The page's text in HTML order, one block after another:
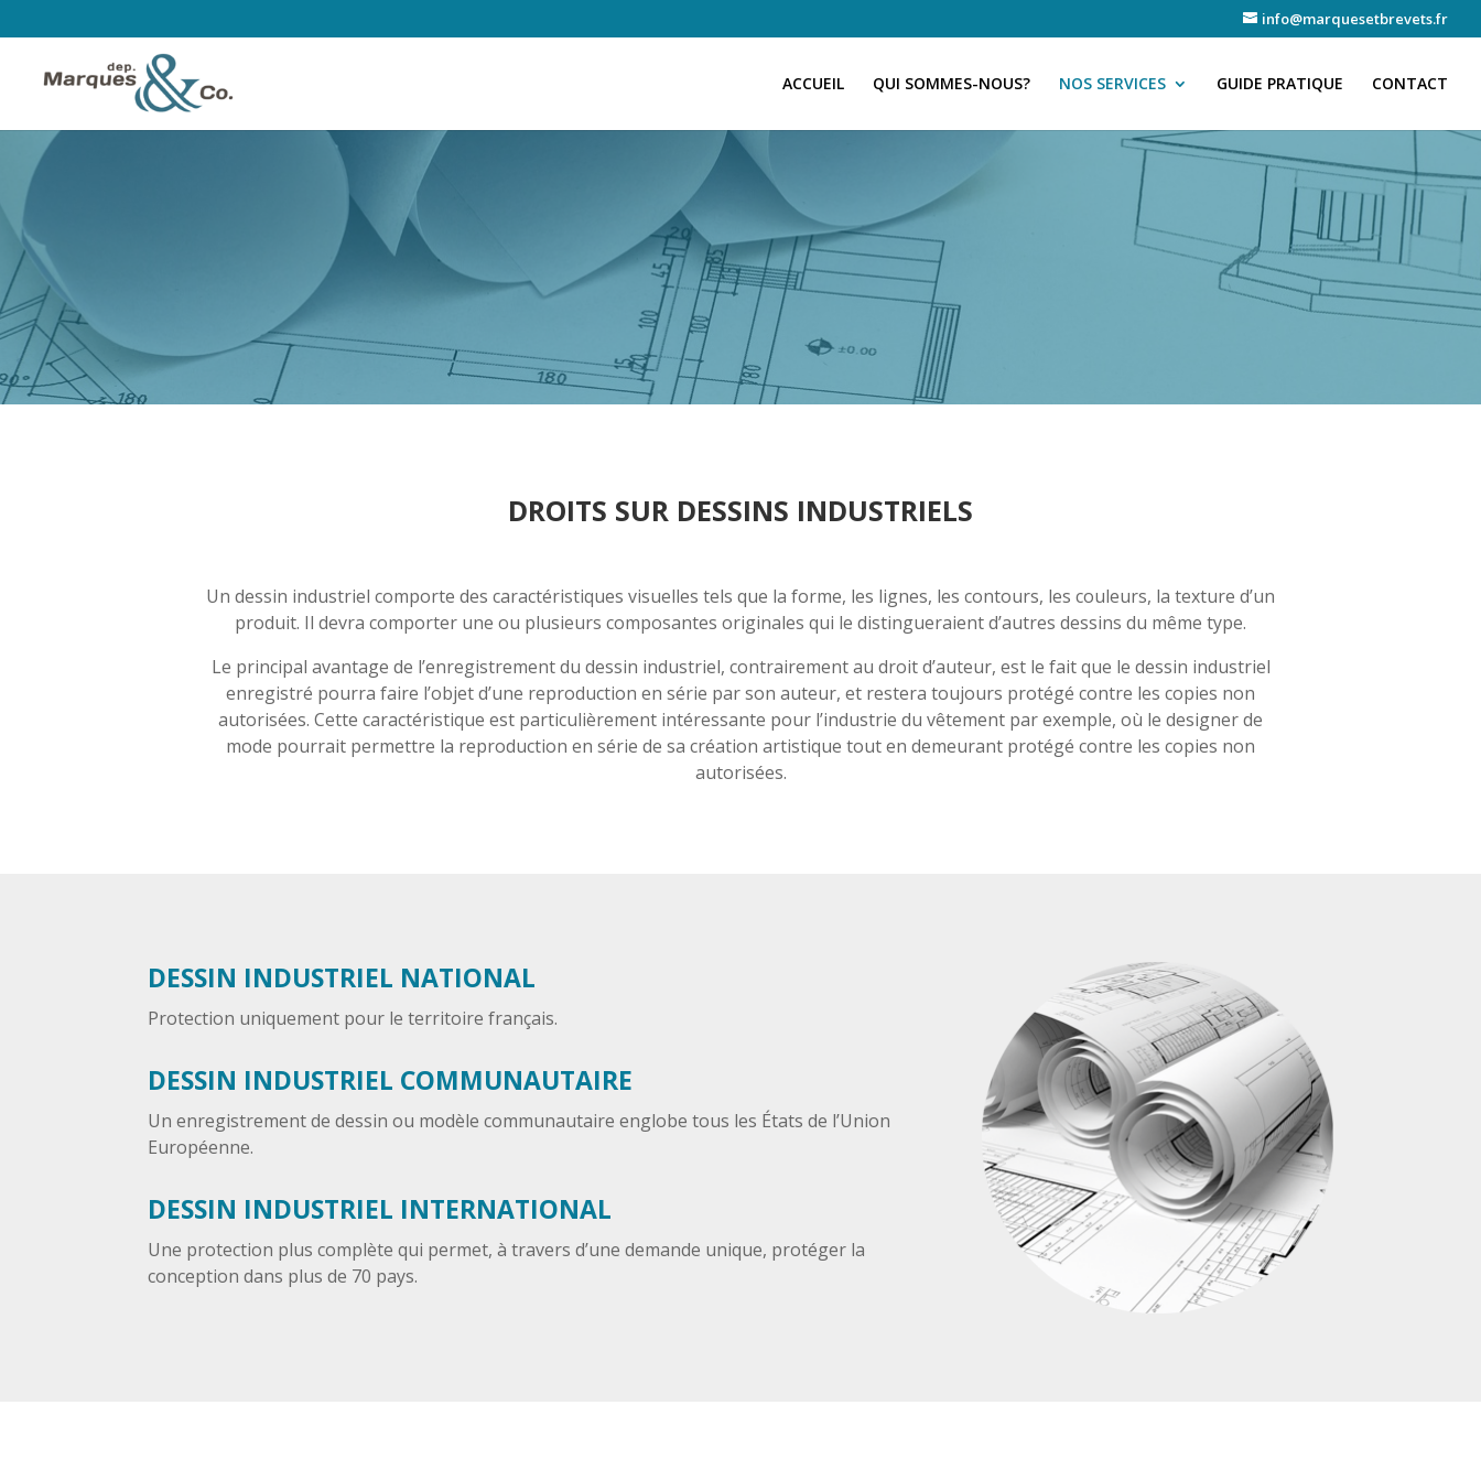
info@marquesetbrevets.fr
ACCUEIL QUI SOMMES-NOUS? NOS SERVICES GUIDE PRATIQUE CONTACT
DROITS SUR DESSINS INDUSTRIELS
Un dessin industriel comporte des caractéristiques visuelles tels que la forme, les lignes, les contours, les couleurs, la texture d’un
produit. Il devra comporter une ou plusieurs composantes originales qui le distingueraient d’autres dessins du même type.
Le principal avantage de l’enregistrement du dessin industriel, contrairement au droit d’auteur, est le fait que le dessin industriel
enregistré pourra faire l’objet d’une reproduction en série par son auteur, et restera toujours protégé contre les copies non
autorisées. Cette caractéristique est particulièrement intéressante pour l’industrie du vêtement par exemple, où le designer de
mode pourrait permettre la reproduction en série de sa création artistique tout en demeurant protégé contre les copies non
autorisées.
DESSIN INDUSTRIEL NATIONAL
Protection uniquement pour le territoire français.
DESSIN INDUSTRIEL COMMUNAUTAIRE
Un enregistrement de dessin ou modèle communautaire englobe tous les États de l’Union
Européenne.
DESSIN INDUSTRIEL INTERNATIONAL
Une protection plus complète qui permet, à travers d’une demande unique, protéger la
conception dans plus de 70 pays.